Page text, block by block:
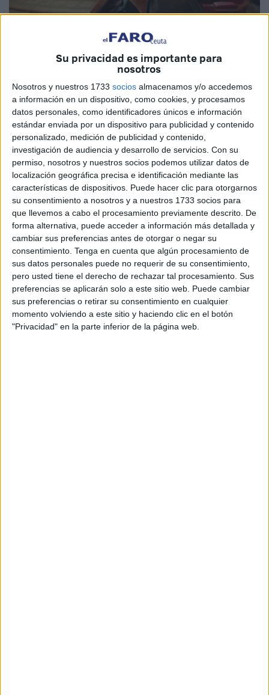
Su privacidad es importante para
nosotros
Nosotros y nuestros 1733 socios almacenamos y/o accedemos
a información en un dispositivo, como cookies, y procesamos
datos personales, como identificadores únicos e información
estándar enviada por un dispositivo para publicidad y contenido
personalizado, medición de publicidad y contenido,
investigación de audiencia y desarrollo de servicios. Con su
permiso, nosotros y nuestros socios podemos utilizar datos de
localización geográfica precisa e identificación mediante las
características de dispositivos. Puede hacer clic para otorgarnos
su consentimiento a nosotros y a nuestros 1733 socios para
que llevemos a cabo el procesamiento previamente descrito. De
forma alternativa, puede acceder a información más detallada y
cambiar sus preferencias antes de otorgar o negar su
consentimiento. Tenga en cuenta que algún procesamiento de
sus datos personales puede no requerir de su consentimiento,
pero usted tiene el derecho de rechazar tal procesamiento. Sus
preferencias se aplicarán solo a este sitio web. Puede cambiar
sus preferencias o retirar su consentimiento en cualquier
momento volviendo a este sitio y haciendo clic en el botón
"Privacidad" en la parte inferior de la página web.
El Tribunal Supremo ha dejado claro que es «obligatoria»
la revisión de las penas en los supuestos de delitos
sexualestras la entrada en vigor de la 'ley del sólo sí es
sí',por tratarse de una ley «más beneficiosa», lo que
supone aplicar la retroactividad de la leypenal más
favorable al reo. Durante los cinco últimos años en Ceuta
se ha condenado a 33 personas por ese tipo de delitos.
La Sala de lo Penal del Supremo ha hecho pública la
sentencia, cuyo fallo fue adelantado el pasado 29 de
noviembre, que fijó en nueve años la condena contra dos
exjugadores de la Arandina Club de Fútbol por agredir
sexualmenteen 2017 a una menor, un año menos del que
pedíala Fiscalía al entender el tribunal que hay que